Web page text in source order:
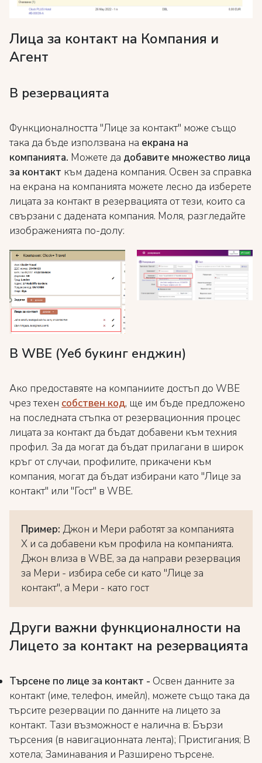
Лица за контакт на Компания и
Агент
В резервацията
Функционалността "Лице за контакт" може също
така да бъде използвана на екрана на
компанията. Можете да добавите множество лица
за контакт към дадена компания. Освен за справка
на екрана на компанията можете лесно да изберете
лицата за контакт в резервацията от тези, които са
свързани с дадената компания. Моля, разгледайте
изображенията по-долу:
В WBE (Уеб букинг енджин)
Ако предоставяте на компаниите достъп до WBE
чрез техен собствен код, ще им бъде предложено
на последната стъпка от резервационния процес
лицата за контакт да бъдат добавени към техния
профил. За да могат да бъдат прилагани в широк
кръг от случаи, профилите, прикачени към
компания, могат да бъдат избирани като "Лице за
контакт" или "Гост" в WBE.
Пример: Джон и Мери работят за компанията
X и са добавени към профила на компанията.
Джон влиза в WBE, за да направи резервация
за Мери - избира себе си като "Лице за
контакт", а Мери - като гост
Други важни функционалности на
Лицето за контакт на резервацията
Търсене по лице за контакт - Освен данните за
контакт (име, телефон, имейл), можете също така да
търсите резервации по данните на лицето за
контакт. Тази възможност е налична в: Бързи
търсения (в навигационната лента); Пристигания; В
хотела; Заминавания и Разширено търсене.